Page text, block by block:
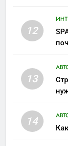
12
13
14